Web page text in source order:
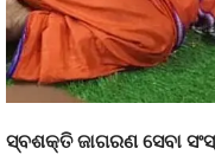
ସ୍ବଶକ୍ତି ଜାଗରଣ ସେବା